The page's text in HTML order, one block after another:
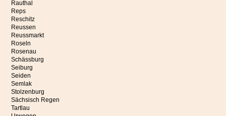
Rauthal
Reps
Reschitz
Reussen
Reussmarkt
Roseln
Rosenau
Schässburg
Seiburg
Seiden
Semlak
Stolzenburg
Sächsisch Regen
Tartlau